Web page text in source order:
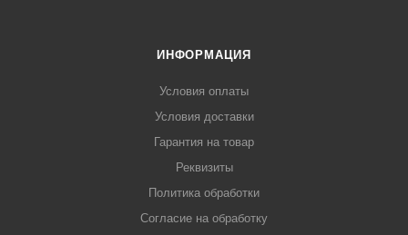
ИНФОРМАЦИЯ
Условия оплаты
Условия доставки
Гарантия на товар
Реквизиты
Политика обработки
Согласие на обработку